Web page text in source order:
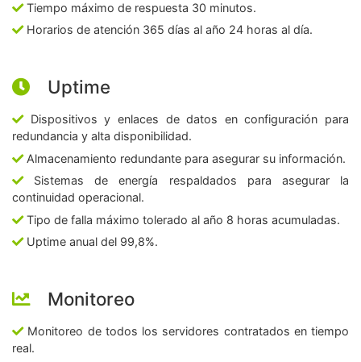
Tiempo máximo de respuesta 30 minutos.
Horarios de atención 365 días al año 24 horas al día.
Uptime
Dispositivos y enlaces de datos en configuración para
redundancia y alta disponibilidad.
Almacenamiento redundante para asegurar su información.
Sistemas de energía respaldados para asegurar la
continuidad operacional.
Tipo de falla máximo tolerado al año 8 horas acumuladas.
Uptime anual del 99,8%.
Monitoreo
Monitoreo de todos los servidores contratados en tiempo
real.